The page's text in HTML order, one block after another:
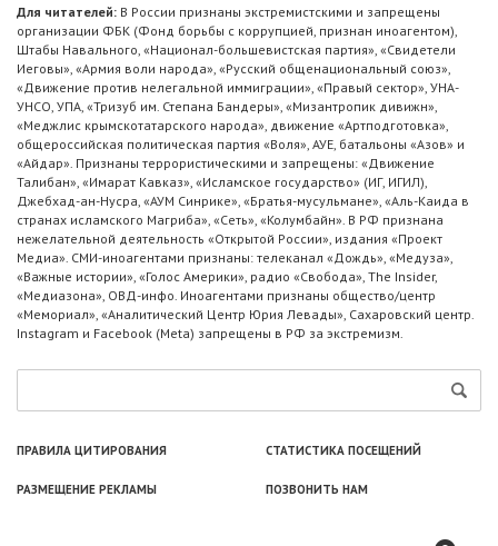
Для читателей: В России признаны экстремистскими и запрещены
организации ФБК (Фонд борьбы с коррупцией, признан иноагентом),
Штабы Навального, «Национал-большевистская партия», «Свидетели
Иеговы», «Армия воли народа», «Русский общенациональный союз»,
«Движение против нелегальной иммиграции», «Правый сектор», УНА-
УНСО, УПА, «Тризуб им. Степана Бандеры», «Мизантропик дивижн»,
«Меджлис крымскотатарского народа», движение «Артподготовка»,
общероссийская политическая партия «Воля», АУЕ, батальоны «Азов» и
«Айдар». Признаны террористическими и запрещены: «Движение
Талибан», «Имарат Кавказ», «Исламское государство» (ИГ, ИГИЛ),
Джебхад-ан-Нусра, «АУМ Синрике», «Братья-мусульмане», «Аль-Каида в
странах исламского Магриба», «Сеть», «Колумбайн». В РФ признана
нежелательной деятельность «Открытой России», издания «Проект
Медиа». СМИ-иноагентами признаны: телеканал «Дождь», «Медуза»,
«Важные истории», «Голос Америки», радио «Свобода», The Insider,
«Медиазона», ОВД-инфо. Иноагентами признаны общество/центр
«Мемориал», «Аналитический Центр Юрия Левады», Сахаровский центр.
Instagram и Facebook (Metа) запрещены в РФ за экстремизм.
ПРАВИЛА ЦИТИРОВАНИЯ СТАТИСТИКА ПОСЕЩЕНИЙ
РАЗМЕЩЕНИЕ РЕКЛАМЫ ПОЗВОНИТЬ НАМ